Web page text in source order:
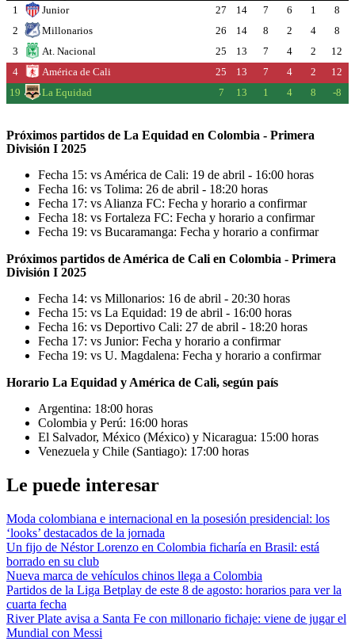
1
Junior 27 14 7 6 1
8
2
Millonarios 26 14 8 2 4
8
3
At. Nacional 25 13 7 4 2
12
4
América de Cali 25 13 7 4 2
12
19
La Equidad 7 13 1 4 8 -8
Próximos partidos de La Equidad en Colombia - Primera
División I 2025
Fecha 15: vs América de Cali: 19 de abril - 16:00 horas
Fecha 16: vs Tolima: 26 de abril - 18:20 horas
Fecha 17: vs Alianza FC: Fecha y horario a confirmar
Fecha 18: vs Fortaleza FC: Fecha y horario a confirmar
Fecha 19: vs Bucaramanga: Fecha y horario a confirmar
Próximos partidos de América de Cali en Colombia - Primera
División I 2025
Fecha 14: vs Millonarios: 16 de abril - 20:30 horas
Fecha 15: vs La Equidad: 19 de abril - 16:00 horas
Fecha 16: vs Deportivo Cali: 27 de abril - 18:20 horas
Fecha 17: vs Junior: Fecha y horario a confirmar
Fecha 19: vs U. Magdalena: Fecha y horario a confirmar
Horario La Equidad y América de Cali, según país
Argentina: 18:00 horas
Colombia y Perú: 16:00 horas
El Salvador, México (México) y Nicaragua: 15:00 horas
Venezuela y Chile (Santiago): 17:00 horas
Le puede interesar
Moda colombiana e internacional en la posesión presidencial: los
‘looks’ destacados de la jornada
Un fijo de Néstor Lorenzo en Colombia ficharía en Brasil: está
borrado en su club
Nueva marca de vehículos chinos llega a Colombia
Partidos de la Liga Betplay de este 8 de agosto: horarios para ver la
cuarta fecha
River Plate avisa a Santa Fe con millonario fichaje: viene de jugar el
Mundial con Messi